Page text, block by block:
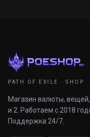
PATH OF EXILE · SHOP
Магазин валюты, вещей,
и 2. Работаем с 2018
Поддержка 24/7.